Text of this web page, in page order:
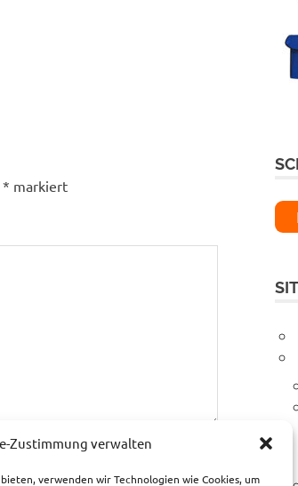
Zustimmung verwalten
verwenden wir Technologien wie Cookies, um
* markiert